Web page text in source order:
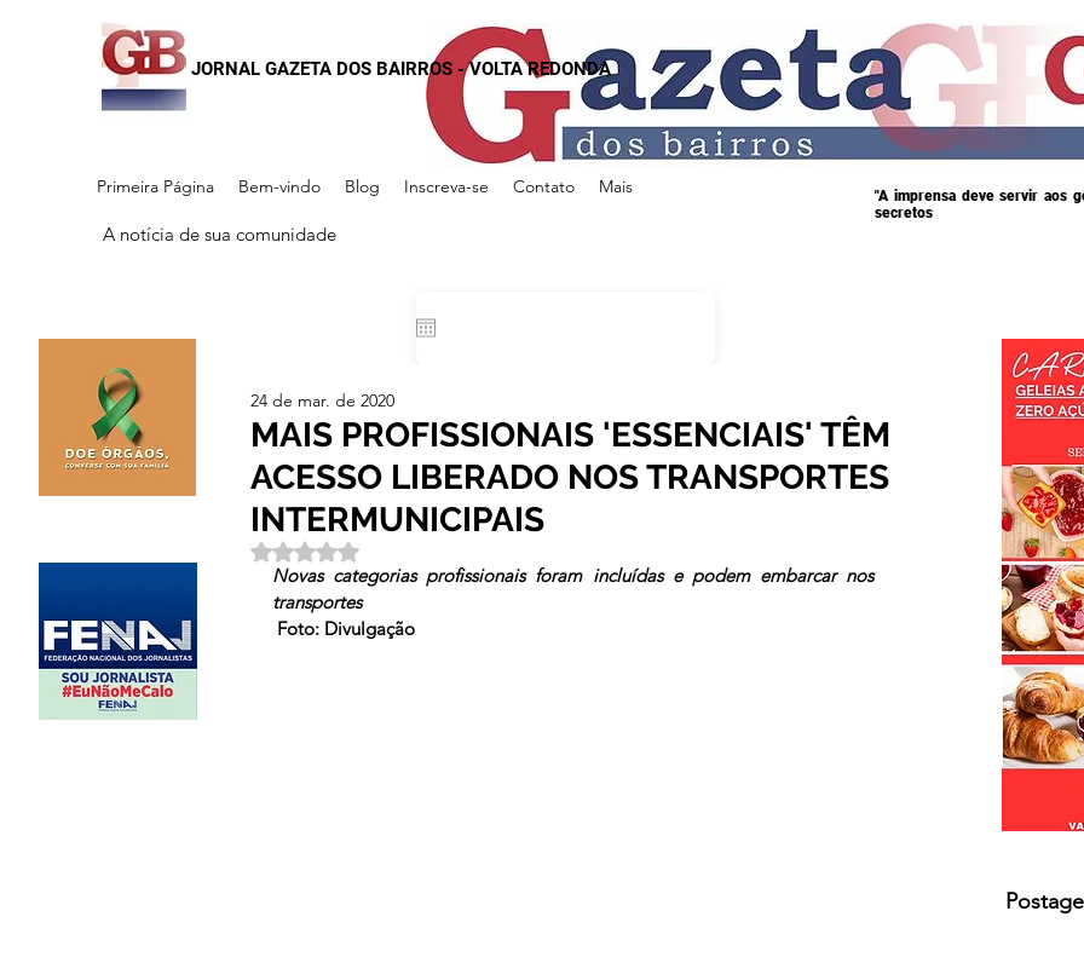
JORNAL GAZETA DOS BAIRROS - VOLTA REDONDA
Primeira Página Bem-vindo Blog Inscreva-se Contato Mais
A notícia de sua comunidade
"A imprensa deve servir aos
secretos
MAIS PROFISSIONAIS 'ESSENCIAIS' TÊM
ACESSO LIBERADO NOS TRANSPORTES
INTERMUNICIPAIS
24 de mar. de 2020
Avaliado com NaN de 5 estrelas.
Novas categorias profissionais foram incluídas e podem embarcar nos
transportes
Foto: Divulgação